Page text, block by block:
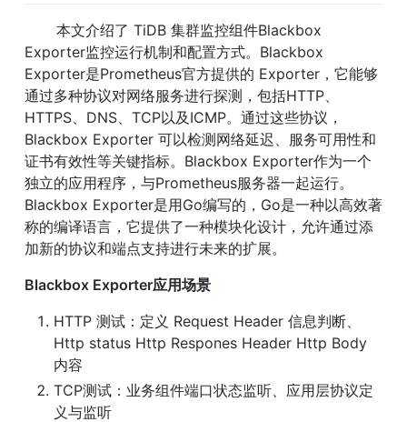
Exporter监控运行机制和配置方式。Blackbox
Exporter是Prometheus官方提供的 Exporter，它能够
通过多种协议对网络服务进行探测，包括HTTP、
HTTPS、DNS、TCP以及ICMP。通过这些协议，
Blackbox Exporter 可以检测网络延迟、服务可用性和
证书有效性等关键指标。Blackbox Exporter作为一个
独立的应用程序，与Prometheus服务器一起运行。
Blackbox Exporter是用Go编写的，Go是一种以高效著
称的编译语言，它提供了一种模块化设计，允许通过添
加新的协议和端点支持进行未来的扩展。
Blackbox Exporter应用场景
HTTP 测试：定义 Request Header 信息判断、
Http status Http Respones Header Http Body
内容
TCP测试：业务组件端口状态监听、应用层协议定
义与监听